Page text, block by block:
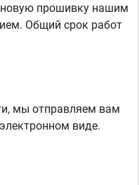
прошивку нашим
Общий срок работ
мы отправляем вам
виде.